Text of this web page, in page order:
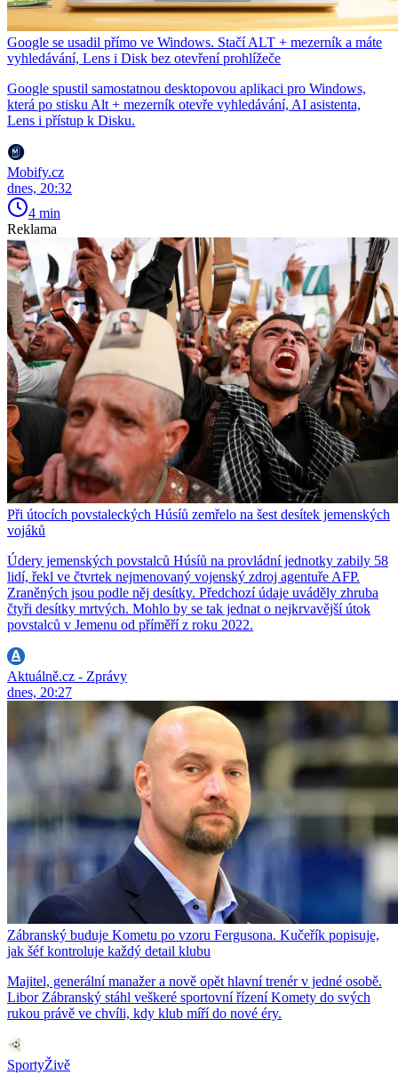
Google se usadil přímo ve Windows. Stačí ALT + mezerník a máte
vyhledávání, Lens i Disk bez otevření prohlížeče
Google spustil samostatnou desktopovou aplikaci pro Windows,
která po stisku Alt + mezerník otevře vyhledávání, AI asistenta,
Lens i přístup k Disku.
Mobify.cz
dnes, 20:32
4 min
Reklama
Při útocích povstaleckých Húsíů zemřelo na šest desítek jemenských
vojáků
Údery jemenských povstalců Húsíů na provládní jednotky zabily 58
lidí, řekl ve čtvrtek nejmenovaný vojenský zdroj agentuře AFP.
Zraněných jsou podle něj desítky. Předchozí údaje uváděly zhruba
čtyři desítky mrtvých. Mohlo by se tak jednat o nejkrvavější útok
povstalců v Jemenu od příměří z roku 2022.
Aktuálně.cz - Zprávy
dnes, 20:27
Zábranský buduje Kometu po vzoru Fergusona. Kučeřík popisuje,
jak šéf kontroluje každý detail klubu
Majitel, generální manažer a nově opět hlavní trenér v jedné osobě.
Libor Zábranský stáhl veškeré sportovní řízení Komety do svých
rukou právě ve chvíli, kdy klub míří do nové éry.
SportyŽivě